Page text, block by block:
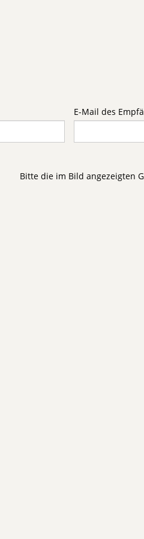
E-Mail des
Bitte die im Bild angezeigten